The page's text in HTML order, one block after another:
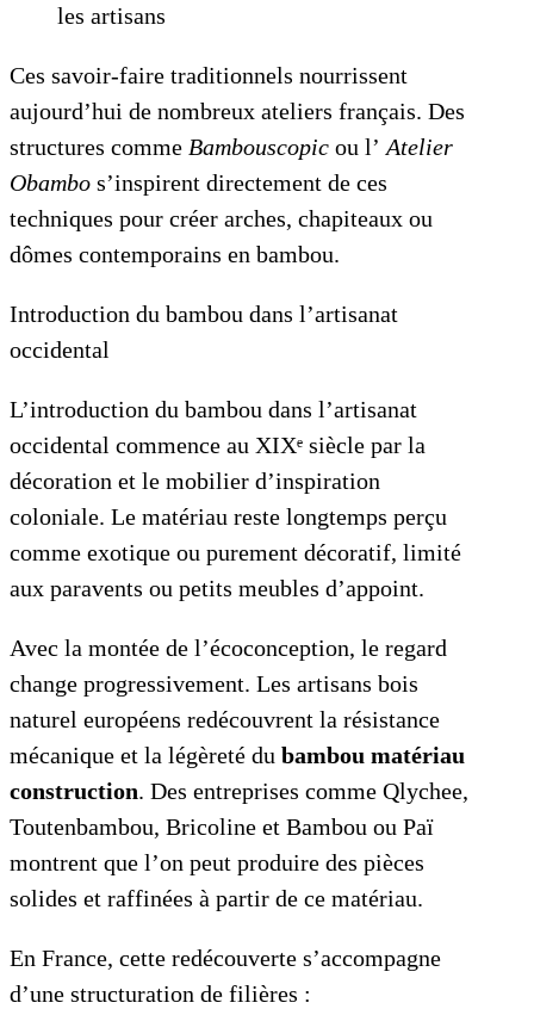
les artisans
Ces savoir-faire traditionnels nourrissent
aujourd’hui de nombreux ateliers français. Des
structures comme Bambouscopic ou l’ Atelier
Obambo s’inspirent directement de ces
techniques pour créer arches, chapiteaux ou
dômes contemporains en bambou.
Introduction du bambou dans l’artisanat
occidental
L’introduction du bambou dans l’artisanat
occidental commence au XIXᵉ siècle par la
décoration et le mobilier d’inspiration
coloniale. Le matériau reste longtemps perçu
comme exotique ou purement décoratif, limité
aux paravents ou petits meubles d’appoint.
Avec la montée de l’écoconception, le regard
change progressivement. Les artisans bois
naturel européens redécouvrent la résistance
mécanique et la légèreté du bambou matériau
construction. Des entreprises comme Qlychee,
Toutenbambou, Bricoline et Bambou ou Paï
montrent que l’on peut produire des pièces
solides et raffinées à partir de ce matériau.
En France, cette redécouverte s’accompagne
d’une structuration de filières :